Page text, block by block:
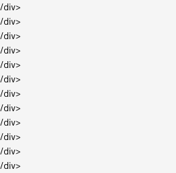
/div>
/div>
/div>
/div>
/div>
/div>
/div>
/div>
/div>
/div>
/div>
/div>